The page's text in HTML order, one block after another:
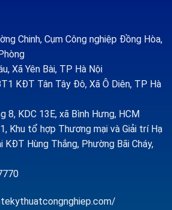
Chinh, Cụm Công nghiệp Đồng Hòa,
Xã Yên Bài, TP Hà Nội
KĐT Tân Tây Đô, Xã Ô Diên, TP Hà
8, KDC 13E, xã Bình Hưng, HCM
Khu tổ hợp Thương mại và Giải trí Hạ
KĐT Hùng Thắng, Phường Bãi Cháy,